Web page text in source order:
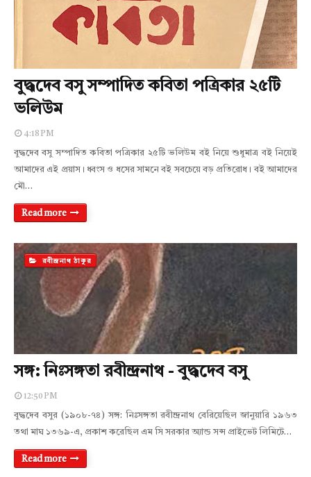
বুদ্ধদেব বসু সম্পাদিত কবিতা পত্রিকার ২৫টি
ভলিউম
4:18 PM
বুদ্ধদেব বসু সম্পাদিত কবিতা পত্রিকার ২৫টি ভলিউম বই নিয়ে শুধুমাত্র বই নিয়েই
আমাদের এই প্রয়াস। ধ্বংস ও ধসের সামনে বই সবচেয়ে বড় প্রতিরোধ। বই আমাদের
মৌ…
Read more
রবীন্দ্রনাথ ঠাকুর
সঙ্গ: নিঃসঙ্গতা রবীন্দ্রনাথ - বুদ্ধদেব বসু
12:50 PM
বুদ্ধদেব বসুর (১৯০৮-৭৪) সঙ্গ: নিঃসঙ্গতা রবীন্দ্রনাথ বেরিয়েছিল জানুয়ারি ১৯৬৩
তথা মাঘ ১৩৬৯-এ, প্রকাশ করেছিল এম সি সরকার অ্যান্ড সন্স প্রাইভেট লিমিটে…
Read more